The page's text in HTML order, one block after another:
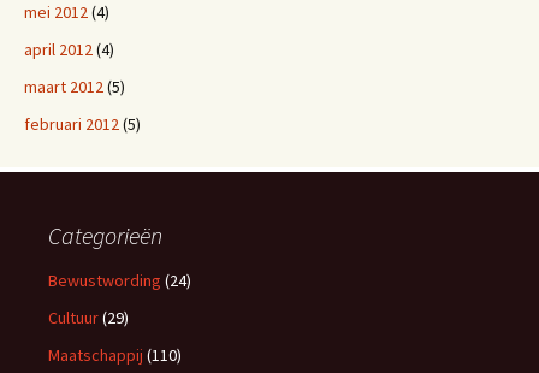
mei 2012(4)
april 2012(4)
maart 2012(5)
februari 2012(5)
Categorieën
Bewustwording (24)
Cultuur(29)
Maatschappij (110)